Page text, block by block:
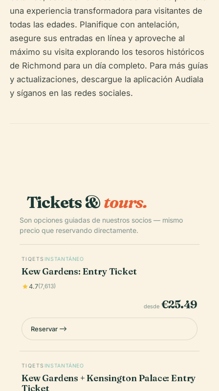
una experiencia transformadora para visitantes de
todas las edades. Planifique con antelación,
asegure sus entradas en línea y aproveche al
máximo su visita explorando los tesoros históricos
de Richmond para un día completo. Para más guías
y actualizaciones, descargue la aplicación Audiala
y síganos en las redes sociales.
Tickets &tours.
Son opciones guiadas de nuestros socios — mismo
precio que reservando directamente.
TIQETS INSTANTÁNEO
Kew Gardens: Entry Ticket
4.7(7,613)
desde €25.49
Reservar
TIQETS INSTANTÁNEO
Kew Gardens + Kensington Palace: Entry
Ticket